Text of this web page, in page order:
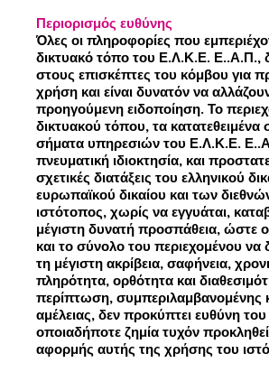
Περιορισμός ευθύνης
Όλες οι πληροφορίες που
δικτυακό τόπο του Ε.Λ.Κ.Ε. Ε..Α.Π.,
στους επισκέπτες του κόμβου για
χρήση και είναι δυνατόν να
προηγούμενη ειδοποίηση. Το
δικτυακού τόπου, τα κατατεθειμένα
σήματα υπηρεσιών του Ε.Λ.Κ.Ε.
πνευματική ιδιοκτησία, και
σχετικές διατάξεις του ελληνικού
ευρωπαϊκού δικαίου και των
ιστότοπος, χωρίς να εγγυάται,
μέγιστη δυνατή προσπάθεια, ώστε
και το σύνολο του περιεχομένου να
τη μέγιστη ακρίβεια, σαφήνεια,
πληρότητα, ορθότητα και
περίπτωση, συμπεριλαμβανομένης
αμέλειας, δεν προκύπτει ευθύνη του
οποιαδήποτε ζημία τυχόν
αφορμής αυτής της χρήσης του